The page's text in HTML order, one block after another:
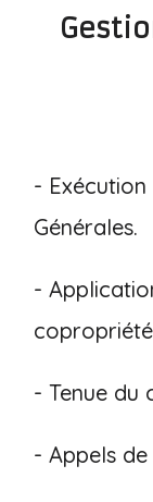
- Exécution
Générales.
-
- Tenue du
- Appels